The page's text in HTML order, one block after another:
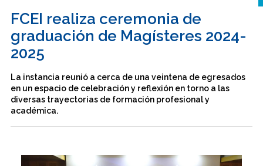
POSTGRADO
INVESTIGACIÓN CREACIÓN
INTERNACIONAL
FCEI realiza ceremonia de
graduación de Magísteres 2024-
2025
La instancia reunió a cerca de una veintena de egresados
en un espacio de celebración y reflexión en torno a las
diversas trayectorias de formación profesional y
académica.